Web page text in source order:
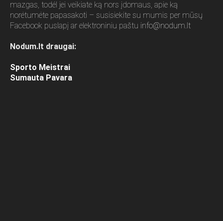
mazgas, todėl jei veikiate ką nors įdomaus, apie ką
norėtumėte papasakoti – susisiekite su mumis per mūsų
Facebook puslapį ar elektroniniu paštu info@nodum.lt
Nodum.lt draugai:
Sporto Meistrai
Sumauta Pavara